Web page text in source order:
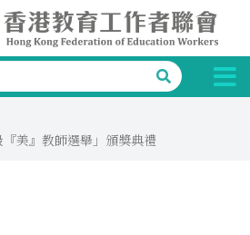
美』教師選舉」頒獎典禮